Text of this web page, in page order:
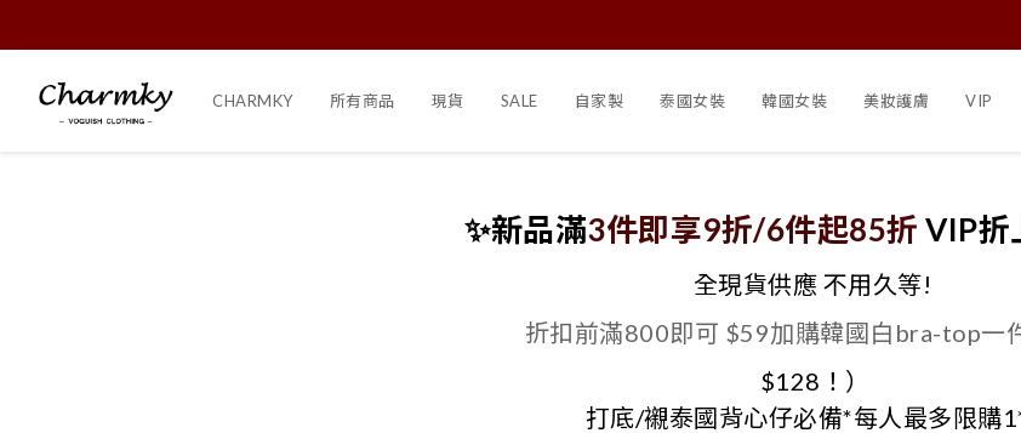
CHARMKY 所有商品 現貨 SALE 自家製 泰國女裝 韓國女裝 美妝護膚 VIP
✨新品滿3件即享9折/6件起85折 VIP折
全現貨供應 不用久等!
折扣前滿800即可 $59加購韓國白bra-top一
$128！）
打底/襯泰國背心仔必備*每人最多限購